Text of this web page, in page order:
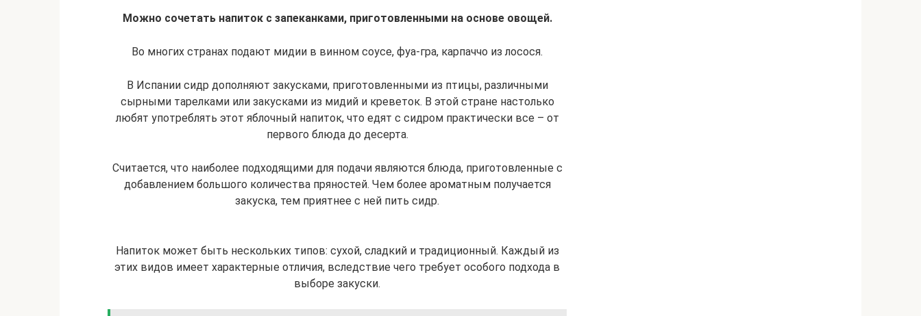
Можно сочетать напиток с запеканками, приготовленными на основе овощей.
Во многих странах подают мидии в винном соусе, фуа-гра, карпаччо из лосося.
В Испании сидр дополняют закусками, приготовленными из птицы, различными
сырными тарелками или закусками из мидий и креветок. В этой стране настолько
любят употреблять этот яблочный напиток, что едят с сидром практически все – от
первого блюда до десерта.
Считается, что наиболее подходящими для подачи являются блюда, приготовленные с
добавлением большого количества пряностей. Чем более ароматным получается
закуска, тем приятнее с ней пить сидр.
Напиток может быть нескольких типов: сухой, сладкий и традиционный. Каждый из
этих видов имеет характерные отличия, вследствие чего требует особого подхода в
выборе закуски.